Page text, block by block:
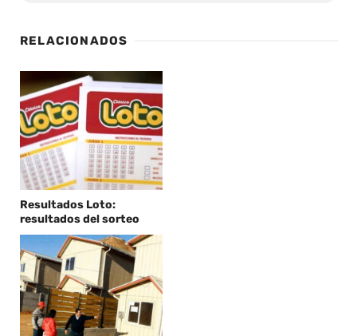
RELACIONADOS
Resultados Loto:
resultados del sorteo